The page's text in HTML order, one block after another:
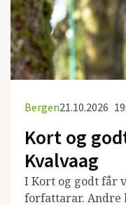
Bergen21.10.2026
Kort og
Kvalvaag
I Kort og godt får
forfattarar. Andre